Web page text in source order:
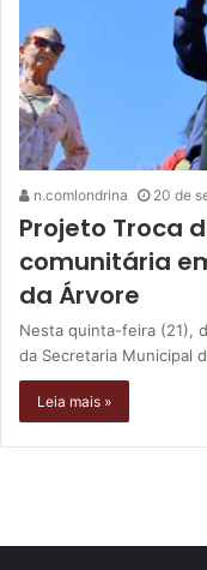
n.comlondrina 20 de
Projeto Troca
comunitária
da Árvore
Nesta quinta-feira (21),
da Secretaria Municipal
Leia mais »